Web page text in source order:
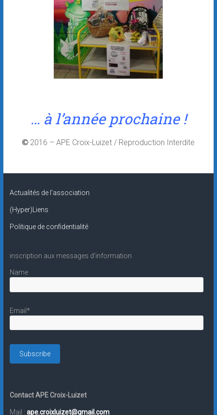
… à l’année prochaine !
© 2016 – APE Croix-Luizet / Reproduction Interdite
Actualités de l’association
(Hyper)Liens
Politique de confidentialité
inscription aux messages d'information
Name
Email*
Contact APE Croix-Luizet
Mail : ape.croixluizet@gmail.com